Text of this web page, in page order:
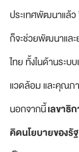
ประเทศพัฒนาแล้ว
ก็จะช่วยพัฒนาและ
ไทย ทั้งในด้านระ
แวดล้อม และคุณภ
นอกจากนี้เลขาธิ
คิดนโยบายของรั